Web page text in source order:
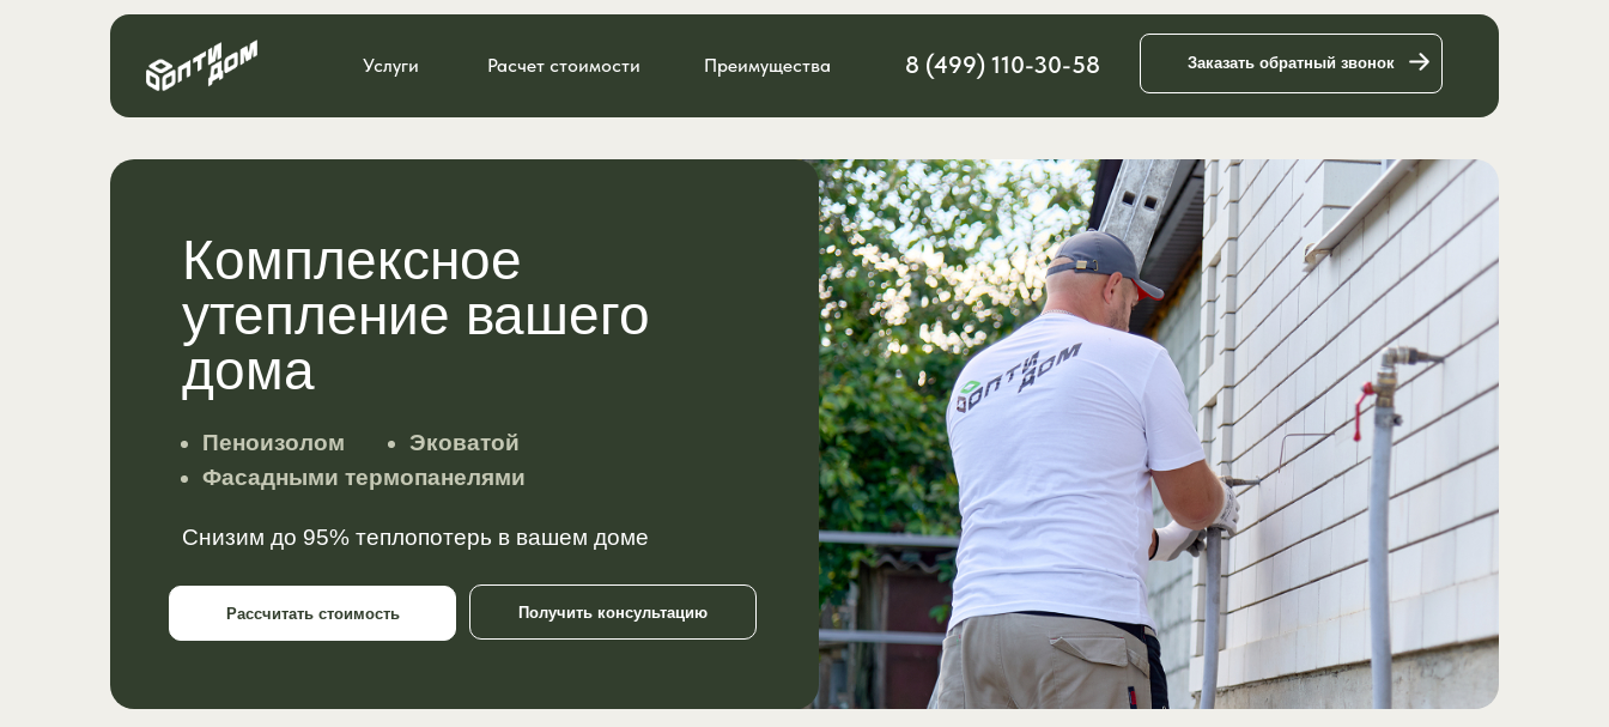
Услуги Преимущества
Расчет стоимости 8 (499) 110-30-58 Заказать обратный звонок
Получить консультацию
Рассчитать стоимость
Комплексное
утепление вашего
дома
Эковатой
Пеноизолом
Фасадными термопанелями
Снизим до 95% теплопотерь в вашем доме